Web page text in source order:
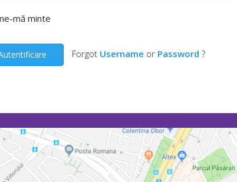
mă minte
Forgot Username or Password ?